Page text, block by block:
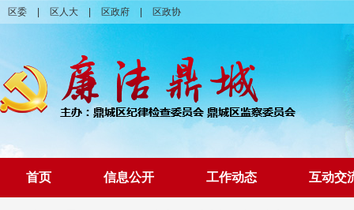
区委 区人大 区政府 区政协
首页 信息公开 工作动态 互动交